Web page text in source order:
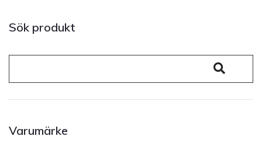
Sök produkt
Varumärke